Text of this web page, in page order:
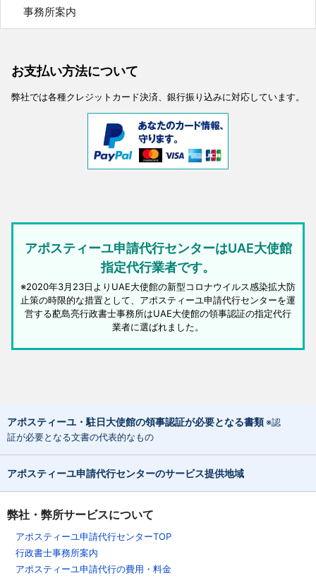
事務所案内
お支払い方法について
弊社では各種クレジットカード決済、銀行振り込みに対応しています。
アポスティーユ申請代行センターはUAE大使館
指定代行業者です。
※2020年3月23日よりUAE大使館の新型コロナウイルス感染拡大防
止策の時限的な措置として、アポスティーユ申請代行センターを運
営する蓜島亮行政書士事務所はUAE大使館の領事認証の指定代行
業者に選ばれました。
アポスティーユ・駐日大使館の領事認証が必要となる書類※認
証が必要となる文書の代表的なもの
アポスティーユ申請代行センターのサービス提供地域
弊社・弊所サービスについて
アポスティーユ申請代行センターTOP
行政書士事務所案内
アポスティーユ申請代行の費用・料金